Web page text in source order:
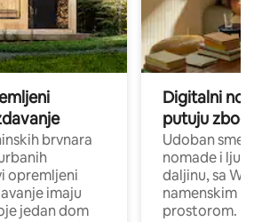
brvnara
opremljeni
imaju
jedan dom
Digitalni
putuju zbog
Udoban
nomade i ljude
daljinu, sa Wi-
namenskim
prostorom.